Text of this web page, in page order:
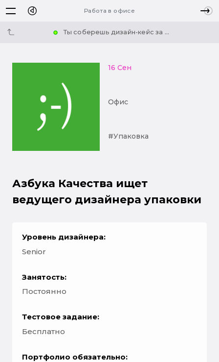
Работа в офисе
Ты соберешь дизайн-кейс за ...
16 Сен
Офис
#Упаковка
Азбука Качества ищет
ведущего дизайнера упаковки
Уровень дизайнера:
Senior
Занятость:
Постоянно
Тестовое задание:
Бесплатно
Портфолио обязательно: